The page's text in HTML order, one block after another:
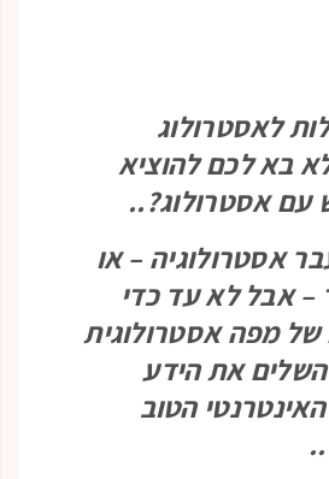
לאסטרולוג
בא לכם להוציא
אסטרולוג?..
אסטרולוגיה – או
אבל לא עד כדי
של מפה אסטרולוגית
את הידע
הטוב